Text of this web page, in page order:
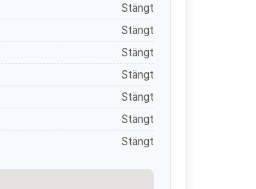
Stängt
Stängt
Stängt
Stängt
Stängt
Stängt
Stängt